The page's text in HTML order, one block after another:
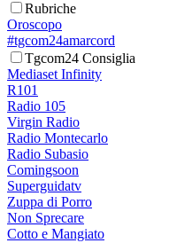
Rubriche
Oroscopo
#tgcom24amarcord
Tgcom24 Consiglia
Mediaset Infinity
R101
Radio 105
Virgin Radio
Radio Montecarlo
Radio Subasio
Comingsoon
Superguidatv
Zuppa di Porro
Non Sprecare
Cotto e Mangiato